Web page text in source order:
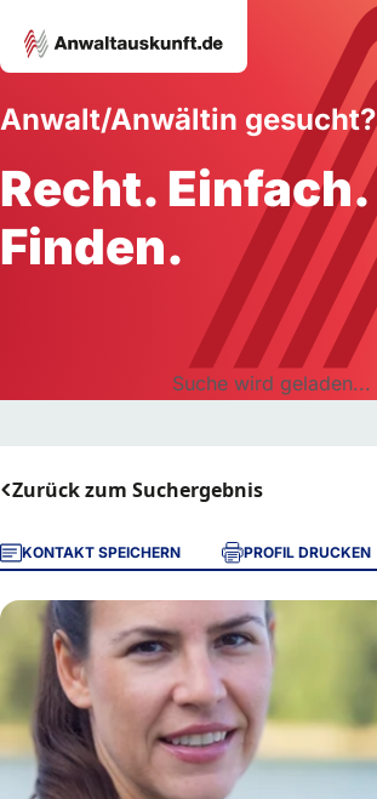
Anwalt/Anwältin gesucht?
Recht. Einfach.
Finden.
Suche wird geladen...
Zurück zum Suchergebnis
KONTAKT SPEICHERN PROFIL DRUCKEN